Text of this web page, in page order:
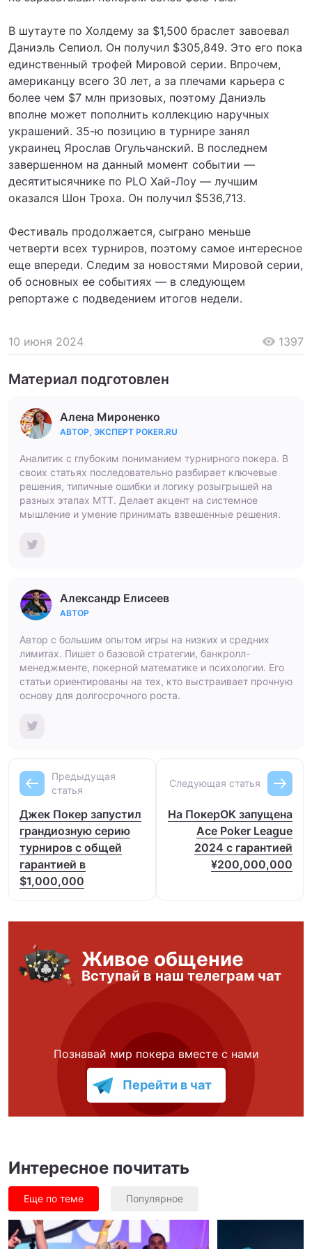
В шутауте по Холдему за $1,500 браслет завоевал
Даниэль Сепиол. Он получил $305,849. Это его пока
единственный трофей Мировой серии. Впрочем,
американцу всего 30 лет, а за плечами карьера с
более чем $7 млн призовых, поэтому Даниэль
вполне может пополнить коллекцию наручных
украшений. 35-ю позицию в турнире занял
украинец Ярослав Огульчанский. В последнем
завершенном на данный момент событии —
десятитысячнике по PLO Хай-Лоу — лучшим
оказался Шон Троха. Он получил $536,713.
Фестиваль продолжается, сыграно меньше
четверти всех турниров, поэтому самое интересное
еще впереди. Следим за новостями Мировой серии,
об основных ее событиях — в следующем
репортаже с подведением итогов недели.
10 июня 2024 1397
Материал подготовлен
Алена Мироненко
АВТОР, ЭКСПЕРТ POKER.RU
Аналитик с глубоким пониманием турнирного покера. В
своих статьях последовательно разбирает ключевые
решения, типичные ошибки и логику розыгрышей на
разных этапах МТТ. Делает акцент на системное
мышление и умение принимать взвешенные решения.
Александр Елисеев
АВТОР
Автор с большим опытом игры на низких и средних
лимитах. Пишет о базовой стратегии, банкролл-
менеджменте, покерной математике и психологии. Его
статьи ориентированы на тех, кто выстраивает прочную
основу для долгосрочного роста.
Предыдущая
статья
Джек Покер запустил
грандиозную серию
турниров с общей
гарантией в
$1,000,000
Следующая статья
На ПокерОК запущена
Ace Poker League
2024 с гарантией
¥200,000,000
Живое общение
Вступай в наш телеграм чат
Познавай мир покера вместе с нами
Перейти в чат
Интересное почитать
Еще по теме Популярное